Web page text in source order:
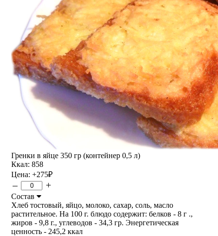
Гренки в яйце 350 гр (контейнер 0,5 л)
Ккал: 858
Цена: +275₽
– +
Состав
Хлеб тостовый, яйцо, молоко, сахар, соль, масло
растительное. На 100 г. блюдо содержит: белков - 8 г .,
жиров - 9,8 г., углеводов - 34,3 гр. Энергетическая
ценность - 245,2 ккал